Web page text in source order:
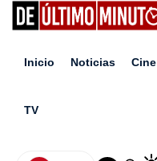
Inicio Noticias Cine
TV